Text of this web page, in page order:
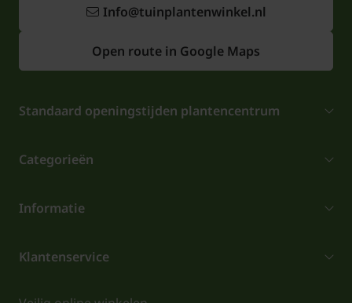
Info@tuinplantenwinkel.nl
Open route in Google Maps
Standaard openingstijden plantencentrum
Categorieën
Informatie
Klantenservice